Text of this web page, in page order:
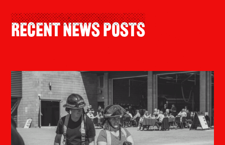
Recent News Posts